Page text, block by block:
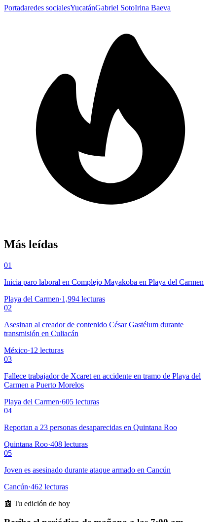
Portadaredes socialesYucatánGabriel SotoIrina Baeva
Más leídas
01
Inicia paro laboral en Complejo Mayakoba en Playa del Carmen
Playa del Carmen·1,994 lecturas
02
Asesinan al creador de contenido César Gastélum durante
transmisión en Culiacán
México·12 lecturas
03
Fallece trabajador de Xcaret en accidente en tramo de Playa del
Carmen a Puerto Morelos
Playa del Carmen·605 lecturas
04
Reportan a 23 personas desaparecidas en Quintana Roo
Quintana Roo·408 lecturas
05
Joven es asesinado durante ataque armado en Cancún
Cancún·462 lecturas
📰 Tu edición de hoy